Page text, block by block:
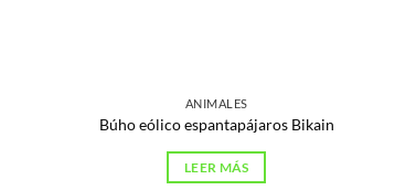
ANIMALES
Búho eólico espantapájaros Bikain
LEER MÁS